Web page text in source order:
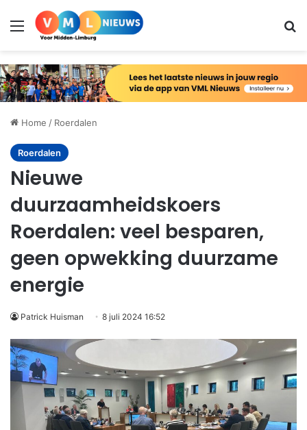
Menu
Home / Roerdalen
Roerdalen
Nieuwe
duurzaamheidskoers
Roerdalen: veel besparen,
geen opwekking duurzame
energie
Patrick Huisman 8 juli 2024 16:52